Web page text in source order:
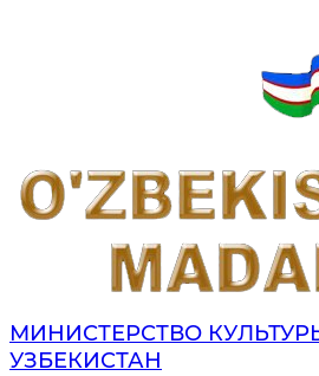
МИНИСТЕРСТВО
УЗБЕКИСТАН